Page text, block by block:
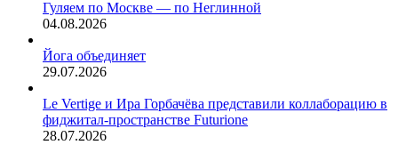
Гуляем по Москве — по Неглинной
04.08.2026
Йога объединяет
29.07.2026
Le Vertige и Ира Горбачёва представили коллаборацию в
фиджитал-пространстве Futurione
28.07.2026